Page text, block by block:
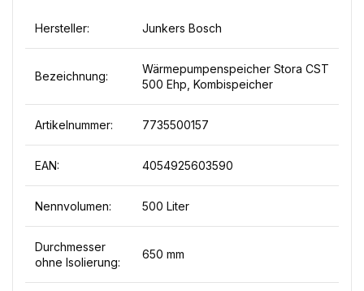
Hersteller: Junkers Bosch
Bezeichnung:
Wärmepumpenspeicher Stora CST
500 Ehp, Kombispeicher
Artikelnummer: 7735500157
EAN: 4054925603590
Nennvolumen: 500 Liter
Durchmesser
ohne Isolierung:
650 mm